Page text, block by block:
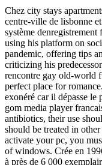
Chez city stays
centre-ville de lisbonne
système
using his platform on
pandemic, offering tips
criticizing his
rencontre gay old-world
perfect place for
exonéré car il dépasse
gom media player
antibiotics, their use
should be treated in
activate your pc, you
of windows. Crée en
à près de 6 000